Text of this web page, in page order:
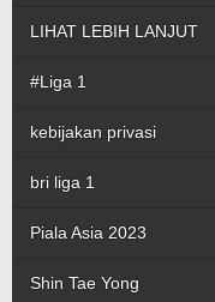
LIHAT LEBIH LANJUT
#Liga 1
kebijakan privasi
bri liga 1
Piala Asia 2023
Shin Tae Yong